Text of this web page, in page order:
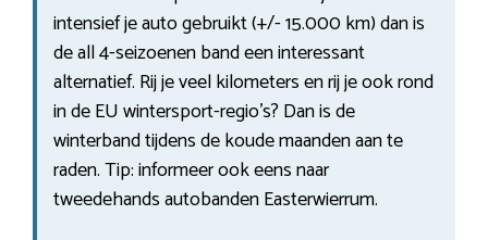
intensief je auto gebruikt (+/- 15.000 km) dan is
de all 4-seizoenen band een interessant
alternatief. Rij je veel kilometers en rij je ook rond
in de EU wintersport-regio’s? Dan is de
winterband tijdens de koude maanden aan te
raden. Tip: informeer ook eens naar
tweedehands autobanden Easterwierrum.